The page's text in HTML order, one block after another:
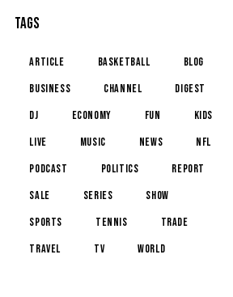
TAGS
article basketball
blog
business
channel
digest
dj
economy fun
kids
live
music news
NFL
podcast
politics
report
sale
series
show
sports
tennis
trade
travel
tv world